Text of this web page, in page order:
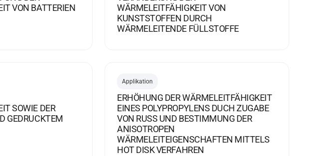
VON BATTERIEN
WÄRMELEITFÄHIGKEIT VON
KUNSTSTOFFEN DURCH
WÄRMELEITENDE FÜLLSTOFFE
SOWIE DER
GEDRUCKTEM
Applikation
ERHÖHUNG DER WÄRMELEITFÄHIGKEIT
EINES POLYPROPYLENS DUCH ZUGABE
VON RUSS UND BESTIMMUNG DER A
NISOTROPEN W
ÄRMELEITEIGENSCHAFTEN MITTELS H
OT DISK VERFAHREN